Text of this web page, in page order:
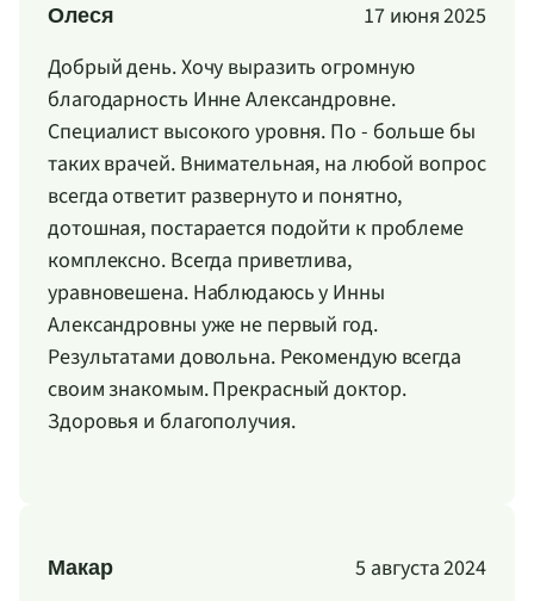
Олеся
17 июня 2025
Добрый день. Хочу выразить огромную
благодарность Инне Александровне.
Специалист высокого уровня. По - больше бы
таких врачей. Внимательная, на любой вопрос
всегда ответит развернуто и понятно,
дотошная, постарается подойти к проблеме
комплексно. Всегда приветлива,
уравновешена. Наблюдаюсь у Инны
Александровны уже не первый год.
Результатами довольна. Рекомендую всегда
своим знакомым. Прекрасный доктор.
Здоровья и благополучия.
Макар
5 августа 2024